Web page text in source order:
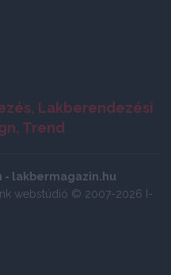
Lakberendezési
Trend
- lakbermagazin.hu
webstúdió © 2007-2026 I-